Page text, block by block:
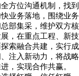
方位沟通机制，找到
业务落地，围绕业务
部集采，维护双方核
，在重点工程、新技
索融合共建，实行成
注入新动力，将战略
，实现合作共赢。